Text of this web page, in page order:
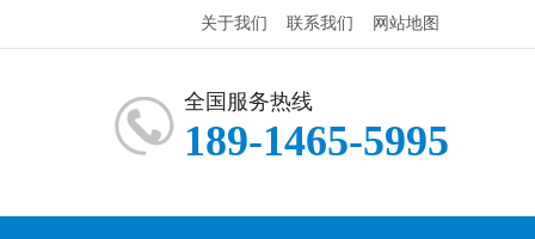
关于我们 联系我们 网站地图
全国服务热线
189-1465-5995